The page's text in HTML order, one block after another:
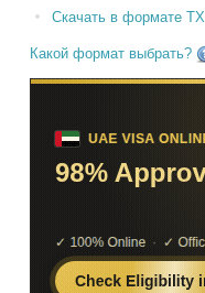
Скачать в формате
Какой формат выбрать?